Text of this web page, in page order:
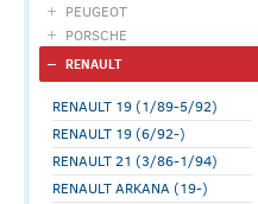
PEUGEOT
PORSCHE
RENAULT
RENAULT 19 (1/89-5/92)
RENAULT 19 (6/92-)
RENAULT 21 (3/86-1/94)
RENAULT ARKANA (19-)